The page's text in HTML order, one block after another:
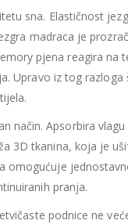
sna. Elastičnost
madraca je
pjena reagira na
Upravo iz tog
način. Apsorbira
3D tkanina, koja je
omogućuje
pranja.
podnice ne
Madrac MISTER ELEGANCE 90x200
30
dana: